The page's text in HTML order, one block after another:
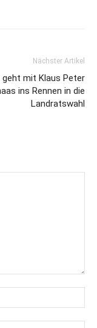
Nächster Artikel
geht mit Klaus Peter
ins Rennen in die
Landratswahl